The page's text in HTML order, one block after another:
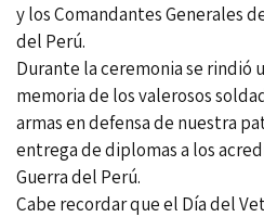
y los Comandantes Generales
del Perú.
Durante la ceremonia se rindió
memoria de los valerosos
armas en defensa de nuestra
entrega de diplomas a los
Guerra del Perú.
Cabe recordar que el Día del